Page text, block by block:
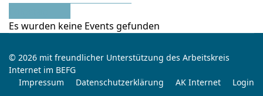
Es wurden keine Events gefunden
© 2026 mit freundlicher Unterstützung des Arbeitskreis
Internet im BEFG
Impressum
Datenschutzerklärung AK Internet Login